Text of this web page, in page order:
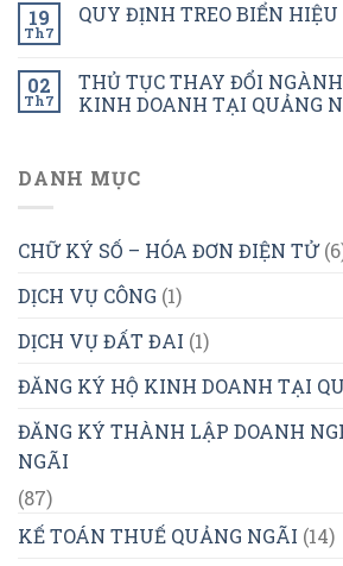
19
Th7
QUY ĐỊNH TREO BIỂN HIỆU
02
Th7
THỦ TỤC THAY ĐỔI NGÀNH
KINH DOANH TẠI QUẢNG
DANH MỤC
CHỮ KÝ SỐ – HÓA ĐƠN ĐIỆN TỬ
DỊCH VỤ CÔNG (1)
DỊCH VỤ ĐẤT ĐAI (1)
ĐĂNG KÝ HỘ KINH DOANH TẠI
ĐĂNG KÝ THÀNH LẬP DOANH
NGÃI
(87)
KẾ TOÁN THUẾ QUẢNG NGÃI (14)